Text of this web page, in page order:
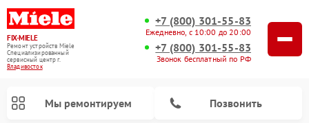
FIX-MIELE
Ремонт устройств Miele
Специализированный
cервисный центр г.
Владивосток
+7 (800) 301-55-83
Ежедневно, с 10:00 до 20:00
+7 (800) 301-55-83
Звонок бесплатный по РФ
Мы ремонтируем Позвонить